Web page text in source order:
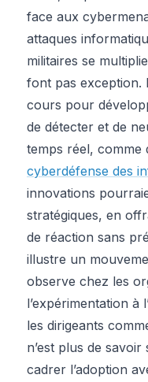
face aux
attaques
militaires se
font pas exception.
cours pour
de détecter et de
temps réel, comme
cyberdéfense des
innovations
stratégiques, en
de réaction sans
illustre un
observe chez les
l’expérimentation à
les dirigeants
n’est plus de savoir
cadrer l’adoption